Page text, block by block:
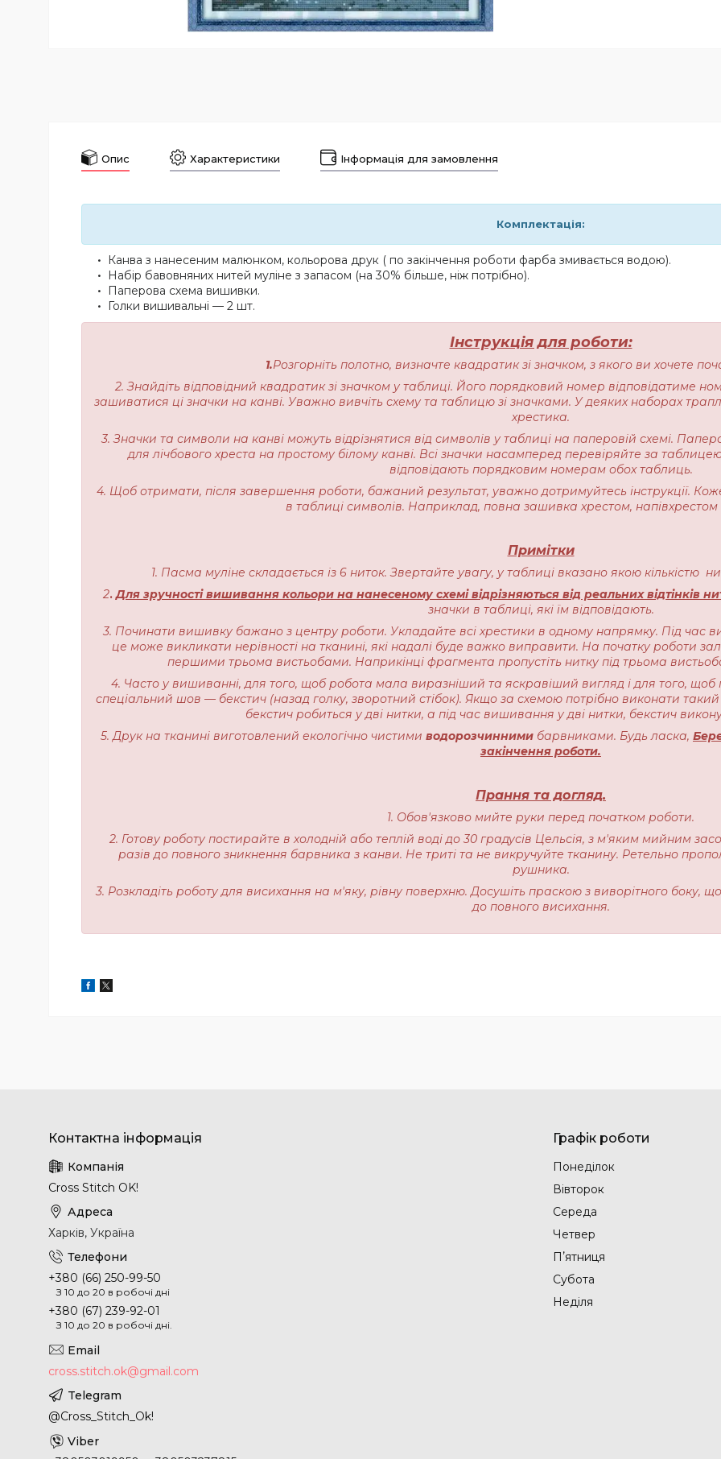
Опис Характеристики Інформація для замовлення
Комплектація:
Канва з нанесеним малюнком, кольорова друк ( по закінчення роботи фарба змивається водою).
Набір бавовняних нитей муліне з запасом (на 30% більше, ніж потрібно).
Паперова схема вишивки.
Голки вишивальні — 2 шт.
Інструкція для роботи:
1.Розгорніть полотно, визначте квадратик зі значком, з якого ви хочете
2. Знайдіть відповідний квадратик зі значком у таблиці. Його порядковий номер відповідатиме
зашиватися ці значки на канві. Уважно вивчіть схему та таблицю зі значками. У деяких наборах
хрестика.
3. Значки та символи на канві можуть відрізнятися від символів у таблиці на паперовій схемі.
для лічбового хреста на простому білому канві. Всі значки насамперед перевіряйте за
відповідають порядковим номерам обох таблиць.
4. Щоб отримати, після завершення роботи, бажаний результат, уважно дотримуйтесь інструкції.
в таблиці символів. Наприклад, повна зашивка хрестом, напівхрестом
Примітки
1. Пасма муліне складається із 6 ниток. Звертайте увагу, у таблиці вказано якою кількістю
2.Для зручності вишивання кольори на нанесеному схемі відрізняються від реальних відтінків
значки в таблиці, які їм відповідають.
3. Починати вишивку бажано з центру роботи. Укладайте всі хрестики в одному напрямку. Під час
це може викликати нерівності на тканині, які надалі буде важко виправити. На початку роботи
першими трьома вистьобами. Наприкінці фрагмента пропустіть нитку під трьома
4. Часто у вишиванні, для того, щоб робота мала виразніший та яскравіший вигляд і для того, щоб
спеціальний шов — бекстич (назад голку, зворотний стібок). Якщо за схемою потрібно виконати
бекстич робиться у дві нитки, а під час вишивання у дві нитки, бекстич
5. Друк на тканині виготовлений екологічно чистими водорозчинними барвниками. Будь ласка,
закінчення роботи.
Прання та догляд.
1. Обов'язково мийте руки перед початком роботи.
2. Готову роботу постирайте в холодній або теплій воді до 30 градусів Цельсія, з м'яким мийним
разів до повного зникнення барвника з канви. Не триті та не викручуйте тканину. Ретельно
рушника.
3. Розкладіть роботу для висихання на м'яку, рівну поверхню. Досушіть праскою з виворітного боку,
до повного висихання.
Cross Stitch OK!
Харків, Україна
+380 (66) 250-99-50
З 10 до 20 в робочі дні
+380 (67) 239-92-01
З 10 до 20 в робочі дні.
cross.stitch.ok@gmail.com
@Cross_Stitch_Ok!
Графік роботи
Понеділок
Вівторок
Середа
Четвер
Пʼятниця
Субота
Неділя